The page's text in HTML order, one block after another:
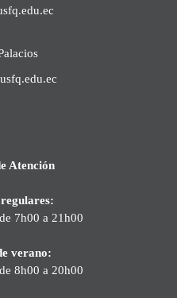
Atención
7h00 a 21h00
verano:
8h00 a 20h00